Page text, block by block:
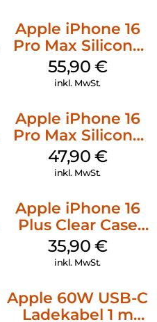
Apple iPhone 16
Pro Max Silicone
Case MagSafe
Stone Gray
55,90 €
inkl. MwSt.
Apple iPhone 16
Pro Max Silicone
Case MagSafe
Black
47,90 €
inkl. MwSt.
Apple iPhone 16
Plus Clear Case
MagSafe
Transparent
35,90 €
inkl. MwSt.
Apple 60W USB-C
Ladekabel 1 m